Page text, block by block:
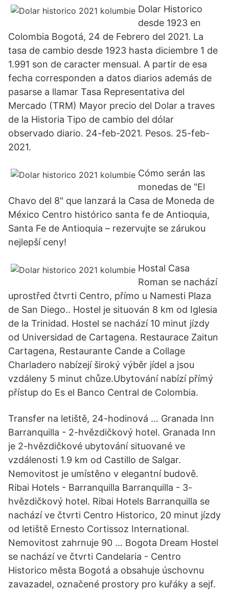
Dolar Historico
desde 1923 en
Colombia Bogotá, 24 de Febrero del 2021. La
tasa de cambio desde 1923 hasta diciembre 1 de
1.991 son de caracter mensual. A partir de esa
fecha corresponden a datos diarios además de
pasarse a llamar Tasa Representativa del
Mercado (TRM) Mayor precio del Dolar a traves
de la Historia Tipo de cambio del dólar
observado diario. 24-feb-2021. Pesos. 25-feb-
2021.
Cómo serán las
monedas de "El
Chavo del 8" que lanzará la Casa de Moneda de
México Centro histórico santa fe de Antioquia,
Santa Fe de Antioquia – rezervujte se zárukou
nejlepší ceny!
Hostal Casa
Roman se nachází
uprostřed čtvrti Centro, přímo u Namesti Plaza
de San Diego.. Hostel je situován 8 km od Iglesia
de la Trinidad. Hostel se nachází 10 minut jízdy
od Universidad de Cartagena. Restaurace Zaitun
Cartagena, Restaurante Cande a Collage
Charladero nabízejí široký výběr jídel a jsou
vzdáleny 5 minut chůze.Ubytování nabízí přímý
přístup do Es el Banco Central de Colombia.
Transfer na letiště, 24-hodinová … Granada Inn
Barranquilla - 2-hvězdičkový hotel. Granada Inn
je 2-hvězdičkové ubytování situované ve
vzdálenosti 1.9 km od Castillo de Salgar.
Nemovitost je umístěno v elegantní budově.
Ribai Hotels - Barranquilla Barranquilla - 3-
hvězdičkový hotel. Ribai Hotels Barranquilla se
nachází ve čtvrti Centro Historico, 20 minut jízdy
od letiště Ernesto Cortissoz International.
Nemovitost zahrnuje 90 … Bogota Dream Hostel
se nachází ve čtvrti Candelaria - Centro
Historico města Bogotá a obsahuje úschovnu
zavazadel, označené prostory pro kuřáky a sejf.